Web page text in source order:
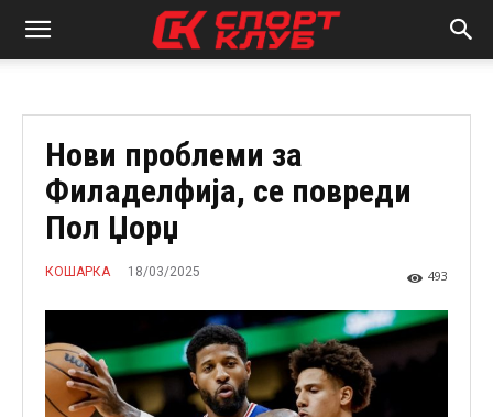
Нови проблеми за
Филаделфија, се повреди
Пол Џорџ
КОШАРКА 18/03/2025 493